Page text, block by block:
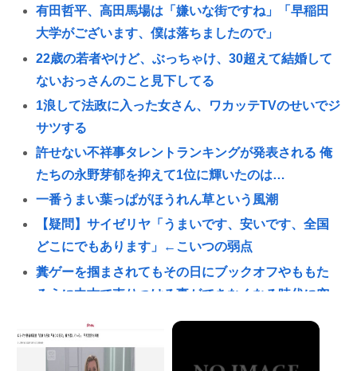
有田哲平、高田馬場は「嫌いな街ですね」「早稲田
大学がございます、僕は落ちましたので」
22歳の若者やけど、ぶっちゃけ、30超えて結婚して
ないおっさんのこと見下してる
1浪して法政に入った女さん、ワカッテTVのせいでジ
サツする
許せない不祥事タレントランキングが発表される 俺
たちの永野芽郁を抑えて1位に輝いたのは…
一番うまい葉っぱがほうれん草という風潮
【疑問】サイゼリヤ「うまいです、安いです、全国
どこにでもあります」←こいつの弱点
糞ゲーを掴まされてもその日にブックオフやももた
ろうに中古で売りつける事ができなくなる時代に突
ADHD/ASDのケンモメンはどーやって「ドーパミ
ン」出してる？？助けて…